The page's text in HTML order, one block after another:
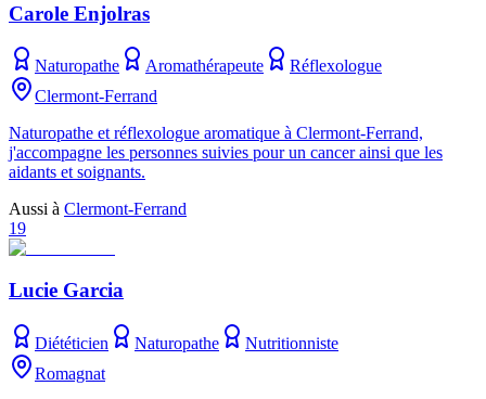
Carole Enjolras
Naturopathe Aromathérapeute
Réflexologue
Clermont-Ferrand
Naturopathe et réflexologue aromatique à Clermont-Ferrand,
j'accompagne les personnes suivies pour un cancer ainsi que les
aidants et soignants.
Aussi à Clermont-Ferrand
19
Lucie Garcia
Diététicien Naturopathe
Nutritionniste
Romagnat